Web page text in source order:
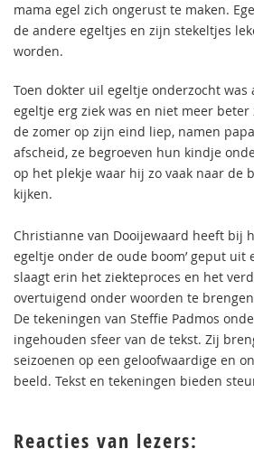
mama egel zich ongerust te maken.
de andere egeltjes en zijn stekeltjes
worden.
Toen dokter uil egeltje onderzocht
egeltje erg ziek was en niet meer beter
de zomer op zijn eind liep, namen
afscheid, ze begroeven hun kindje
op het plekje waar hij zo vaak naar de
kijken.
Christianne van Dooijewaard heeft bij
egeltje onder de oude boom’ geput uit
slaagt erin het ziekteproces en het
overtuigend onder woorden te
De tekeningen van Steffie Padmos
ingehouden sfeer van de tekst. Zij
seizoenen op een geloofwaardige en
beeld. Tekst en tekeningen bieden
Reacties van lezers: